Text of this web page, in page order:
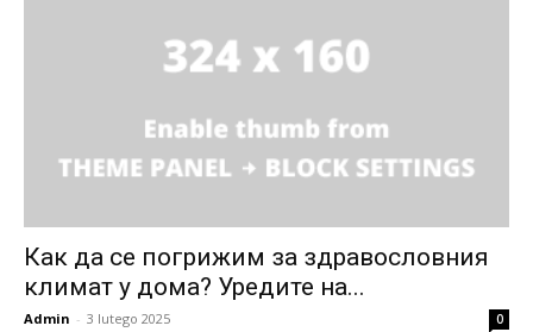
Как да се погрижим за здравословния
климат у дома? Уредите на...
Admin - 3 lutego 2025 0